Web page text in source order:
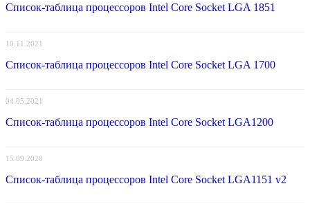
Список-таблица процессоров Intel Core Socket LGA 1851
10.11.2021
Список-таблица процессоров Intel Core Socket LGA 1700
04.05.2021
Список-таблица процессоров Intel Core Socket LGA1200
15.09.2020
Список-таблица процессоров Intel Core Socket LGA1151 v2